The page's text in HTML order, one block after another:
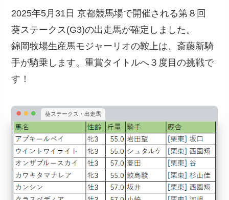
2025年5月31日 京都競馬場で開催される第８回
葵ステークス(G3)の出走馬が確定しました。
錦岡牧場生産馬モジャーリオの鞍上は、斎藤新騎
手が騎乗します。重賞タイトルへ３度目の挑戦で
す！
葵ステークス・出走馬